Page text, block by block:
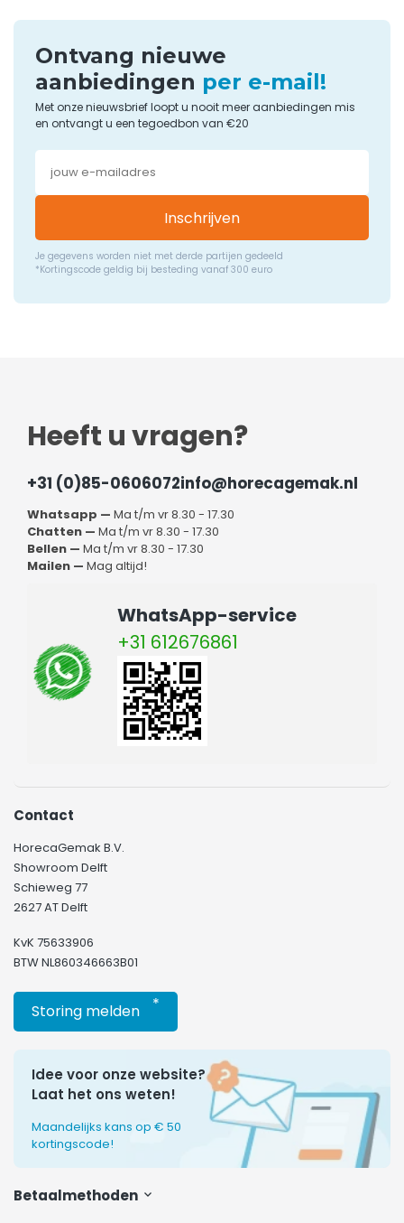
Ontvang nieuwe
aanbiedingen per e-mail!
Met onze nieuwsbrief loopt u nooit meer aanbiedingen mis
en ontvangt u een tegoedbon van €20
Inschrijven
Je gegevens worden niet met derde partijen gedeeld
*Kortingscode geldig bij besteding vanaf 300 euro
Heeft u vragen?
+31 (0)85-0606072info@horecagemak.nl
Whatsapp — Ma t/m vr 8.30 - 17.30
Chatten — Ma t/m vr 8.30 - 17.30
Bellen — Ma t/m vr 8.30 - 17.30
Mailen — Mag altijd!
WhatsApp-service
+31 612676861
Contact
HorecaGemak B.V.
Showroom Delft
Schieweg 77
2627 AT Delft
KvK 75633906
BTW NL860346663B01
Storing melden *
Idee voor onze website?
Laat het ons weten!
Maandelijks kans op € 50
kortingscode!
Betaalmethoden